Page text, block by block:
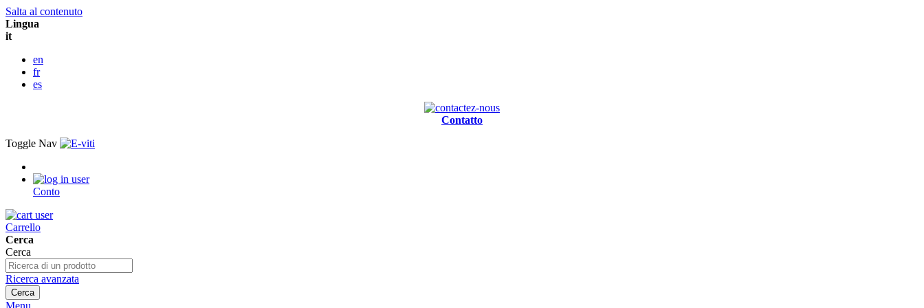
Salta al contenuto
Lingua
it
en
fr
es
Contatto
Toggle Nav
Conto
Carrello
Cerca
Cerca
Ricerca avanzata
Cerca
Menu